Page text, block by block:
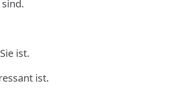
ist.
ist.